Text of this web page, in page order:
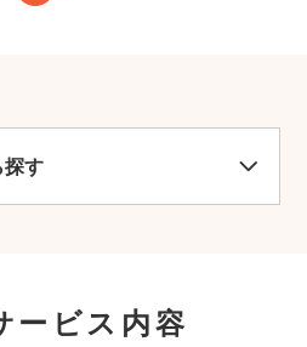
探す
ービス内容